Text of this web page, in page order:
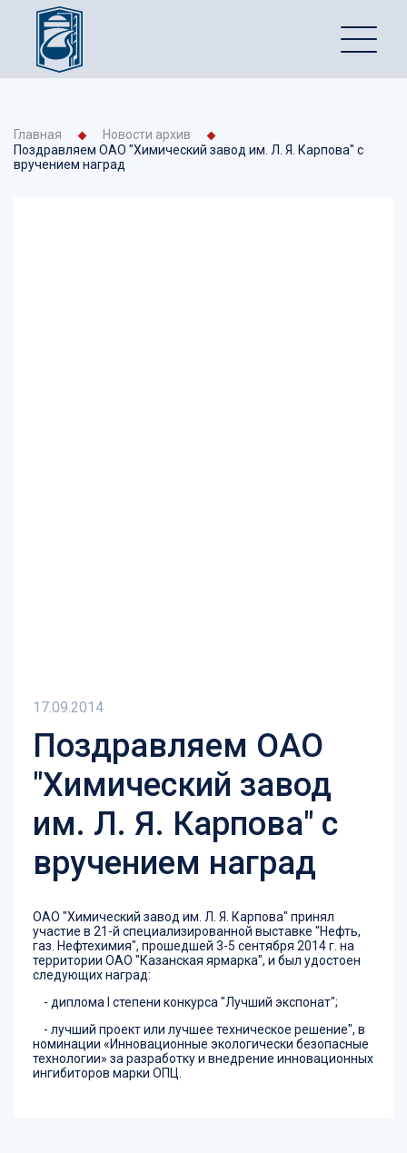
Главная
Новости архив
Поздравляем ОАО "Химический завод им. Л. Я. Карпова" с
вручением наград
17.09.2014
Поздравляем ОАО
"Химический завод
им. Л. Я. Карпова" с
вручением наград
ОАО "Химический завод им. Л. Я. Карпова" принял
участие в 21-й специализированной выставке "Нефть,
газ. Нефтехимия", прошедшей 3-5 сентября 2014 г. на
территории ОАО "Казанская ярмарка", и был удостоен
следующих наград:
- диплома I степени конкурса "Лучший экспонат";
- лучший проект или лучшее техническое решение", в
номинации «Инновационные экологически безопасные
технологии» за разработку и внедрение инновационных
ингибиторов марки ОПЦ.